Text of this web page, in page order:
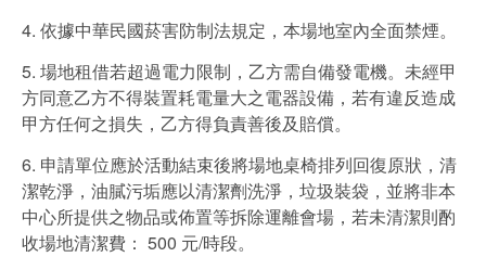
4. 依據中華⺠國菸害防制法規定，本場地室內全面禁煙。
5. 場地租借若超過電力限制，⼄方需⾃備發電機。未經甲
方同意⼄方不得裝置耗電量大之電器設備，若有違反造成
甲方任何之損失，⼄方得負責善後及賠償。
6. 申請單位應於活動結束後將場地桌椅排列回復原狀，清
潔乾淨，油膩污垢應以清潔劑洗淨，垃圾裝袋，並將非本
中心所提供之物品或佈置等拆除運離會場，若未清潔則酌
收場地清潔費： 500 元/時段。